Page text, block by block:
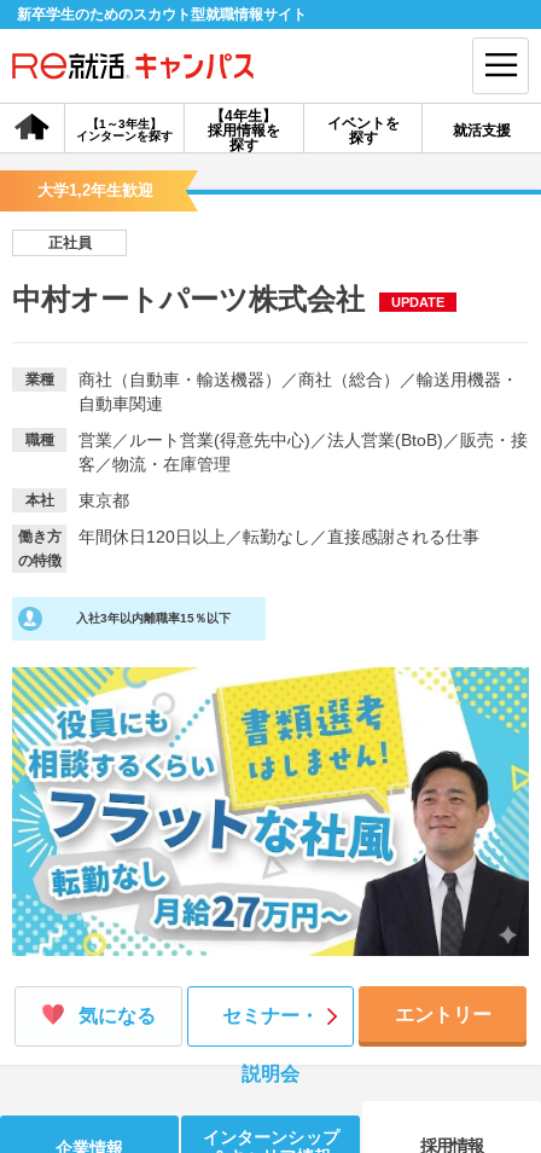
新卒学生のためのスカウト型就職情報サイト
【4年生】
採用情報を
探す
【1～3年生】
インターンを探す
イベントを
探す
就活支援
会員登録 ログイン
探す
イベントを探す スカウト お知らせ
就活ノウハウが満載！
適職診断
あなたに合う仕事を診断！
就活チャンネル
動画で対策講座をチェック
就活ニュースペーパー
就活時事ニュースを更新
よくある質問
不明点があればこちら
大学1,2年生歓迎
正社員
中村オートパーツ株式会社 UPDATE
業種 商社（自動車・輸送機器） ／商社（総合） ／輸送用機器・
自動車関連
職種 営業／ ルート営業(得意先中心) ／法人営業(BtoB) ／販売・接
客 ／物流・在庫管理
本社 東京都
働き方
の特徴
年間休日120日以上 ／転勤なし ／直接感謝される仕事
入社3年以内離職率15％以下
気になる セミナー・
説明会
エントリー
企業情報
インターンシップ
採用情報